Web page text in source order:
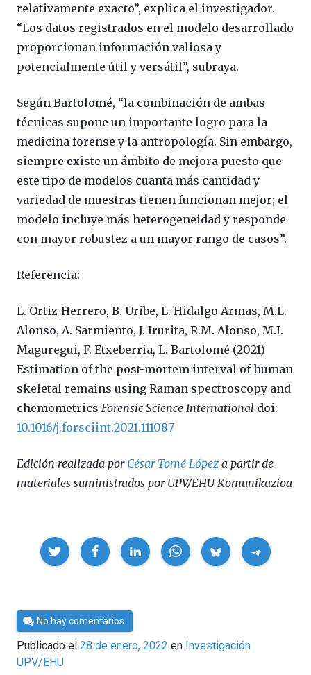
relativamente exacto”, explica el investigador.
“Los datos registrados en el modelo desarrollado
proporcionan información valiosa y
potencialmente útil y versátil”, subraya.
Según Bartolomé, “la combinación de ambas
técnicas supone un importante logro para la
medicina forense y la antropología. Sin embargo,
siempre existe un ámbito de mejora puesto que
este tipo de modelos cuanta más cantidad y
variedad de muestras tienen funcionan mejor; el
modelo incluye más heterogeneidad y responde
con mayor robustez a un mayor rango de casos”.
Referencia:
L. Ortiz-Herrero, B. Uribe, L. Hidalgo Armas, M.L.
Alonso, A. Sarmiento, J. Irurita, R.M. Alonso, M.I.
Maguregui, F. Etxeberria, L. Bartolomé (2021)
Estimation of the post-mortem interval of human
skeletal remains using Raman spectroscopy and
chemometrics Forensic Science International doi:
10.1016/j.forsciint.2021.111087
Edición realizada por César Tomé López a partir de
materiales suministrados por UPV/EHU Komunikazioa
Compartir
Por
César
Tomé
No hay comentarios
Publicado el 28 de enero, 2022 en Investigación
UPV/EHU